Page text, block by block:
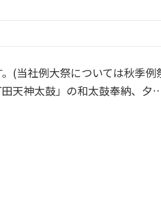
(当社例大祭については秋季例
天神太鼓」の和太鼓奉納、夕